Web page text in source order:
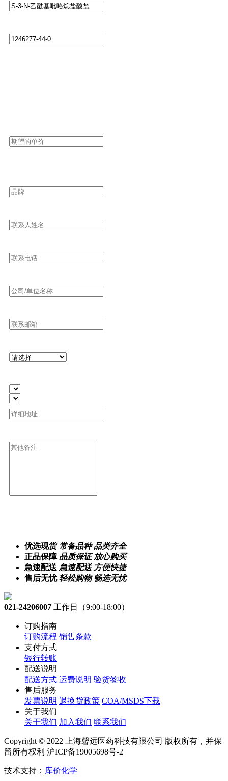
优选现货 常备品种 品类齐全
正品保障品质保证 放心购买
急速配送 急速配送 方便快捷
售后无忧轻松购物 畅选无忧
021-24206007 工作日（9:00-18:00）
订购指南
订购流程 销售条款
支付方式
银行转账
配送说明
配送方式 运费说明 验货签收
售后服务
发票说明 退换货政策 COA/MSDS下载
关于我们
关于我们 加入我们 联系我们
Copyright © 2022 上海馨远医药科技有限公司 版权所有，并保
留所有权利 沪ICP备19005698号-2
技术支持： 库价化学